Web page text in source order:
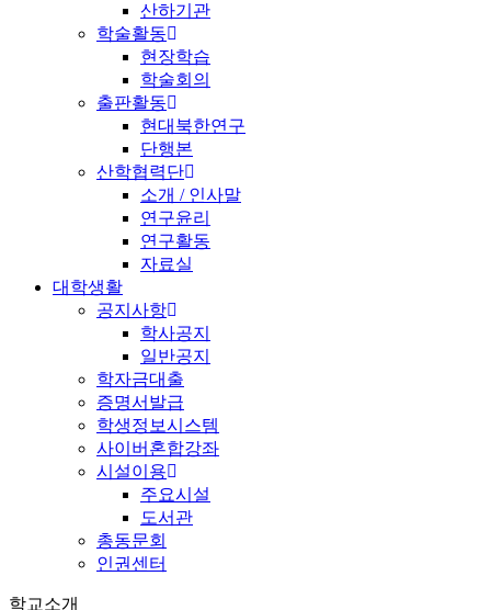
산하기관
학술활동
현장학습
학술회의
출판활동
현대북한연구
단행본
산학협력단
소개 / 인사말
연구윤리
연구활동
자료실
대학생활
공지사항
학사공지
일반공지
학자금대출
증명서발급
학생정보시스템
사이버혼합강좌
시설이용
주요시설
도서관
총동문회
인권센터
학교소개